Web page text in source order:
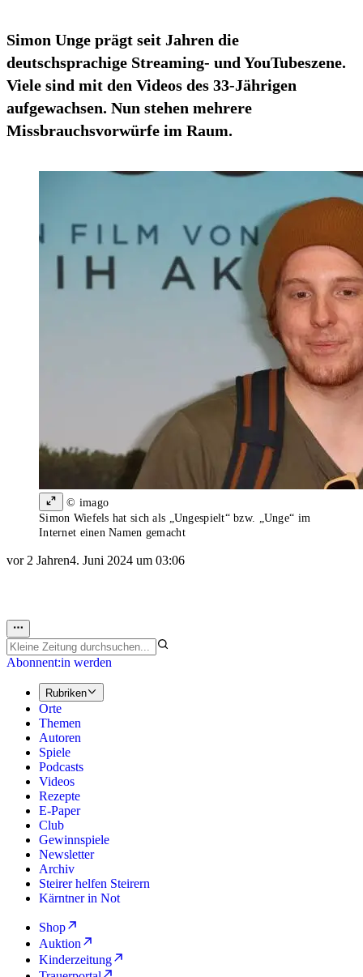
Simon Unge prägt seit Jahren die
deutschsprachige Streaming- und YouTubeszene.
Viele sind mit den Videos des 33-Jährigen
aufgewachsen. Nun stehen mehrere
Missbrauchsvorwürfe im Raum.
© imago
Simon Wiefels hat sich als „Ungespielt“ bzw. „Unge“ im
Internet einen Namen gemacht
vor 2 Jahren4. Juni 2024 um 03:06
Abonnent:in werden
Rubriken
Orte
Themen
Autoren
Spiele
Podcasts
Videos
Rezepte
E-Paper
Club
Gewinnspiele
Newsletter
Archiv
Steirer helfen Steirern
Kärntner in Not
Shop
Auktion
Kinderzeitung